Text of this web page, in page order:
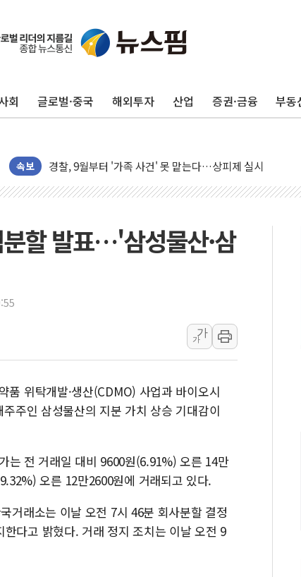
회 글로벌·중국 해외투자 산업 증권·금융 부동
속보
[코인시황] 비트코인 6만4000달러대 횡보…고래·ETF 매
[베트남 증시] 유동성 부진 지속, 강보합 마감...석유·가스
후티 반군, 예멘 정부군과 사우디 동시 공격… 위기 고조되
42.5도 역대급 폭염…동물들도 특별식으로 여름나기 [뉴
포스코홀딩스, 포스코인터·DX 지분 일부 매각
태국 학교서 중학생 총기 난사...최소 7명 사망
"文정부 악몽 재현 안돼"...李 부동산 세제안에 與 내부서
신세계사이먼 '대구 프리미엄 아울렛' 건립 '본궤도'
'변기 수리' 집주인에게 흉기 휘두른 30대 세입자…경찰,
프롬바이오, 10일 거래 재개…"재무구조 개편"
NH농협생명, 농작업 중 온열질환 보장…폭염기 신속 보상
할 발표…'삼성물산·삼
가
가
위탁개발·생산(CDMO) 사업과 바이오시
주인 삼성물산의 지분 가치 상승 기대감이
는 전 거래일 대비 9600원(6.91%) 오른 14만
오른 12만2600원에 거래되고 있다.
거래소는 이날 오전 7시 46분 회사분할 결정
다고 밝혔다. 거래 정지 조치는 이날 오전 9